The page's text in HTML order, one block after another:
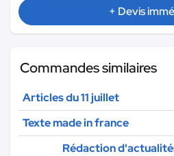
+ Devis
Commandes similaires
Articles du 11 juillet
Texte made in france
Rédaction